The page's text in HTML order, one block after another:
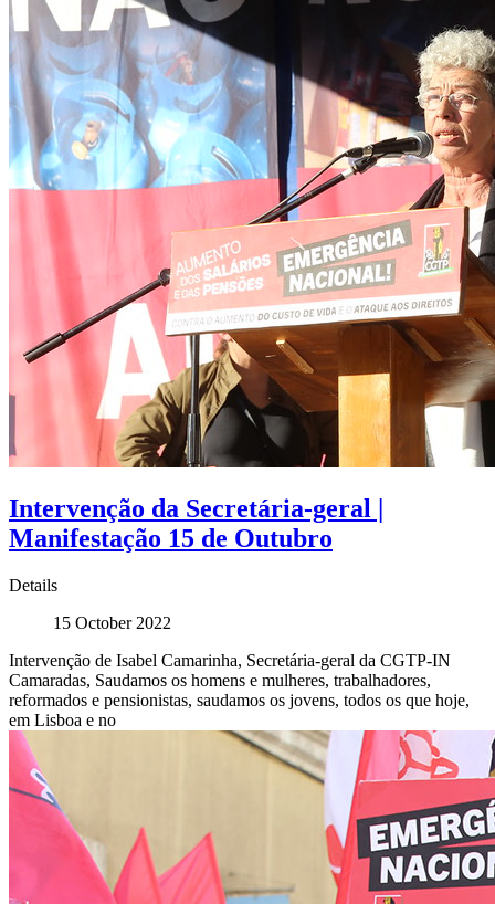
Intervenção da Secretária-geral |
Manifestação 15 de Outubro
Details
15 October 2022
Intervenção de Isabel Camarinha, Secretária-geral da CGTP-IN
Camaradas, Saudamos os homens e mulheres, trabalhadores,
reformados e pensionistas, saudamos os jovens, todos os que hoje,
em Lisboa e no